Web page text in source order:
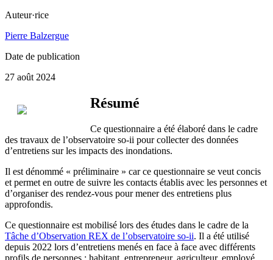
Auteur·rice
Pierre Balzergue
Date de publication
27 août 2024
Résumé
Ce questionnaire a été élaboré dans le cadre
des travaux de l’observatoire so-ii pour collecter des données
d’entretiens sur les impacts des inondations.
Il est dénommé « préliminaire » car ce questionnaire se veut concis
et permet en outre de suivre les contacts établis avec les personnes et
d’organiser des rendez-vous pour mener des entretiens plus
approfondis.
Ce questionnaire est mobilisé lors des études dans le cadre de la
Tâche d’Observation REX de l’observatoire so-ii. Il a été utilisé
depuis 2022 lors d’entretiens menés en face à face avec différents
profils de personnes : habitant, entrepreneur, agriculteur, employé